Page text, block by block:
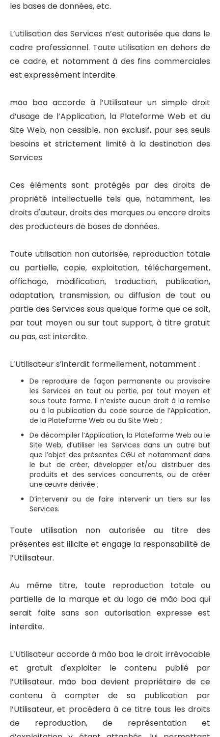
les bases de données, etc.
L’utilisation des Services n’est autorisée que dans le
cadre professionnel. Toute utilisation en dehors de
ce cadre, et notamment à des fins commerciales
est expressément interdite.
mão boa accorde à l’Utilisateur un simple droit
d’usage de l’Application, la Plateforme Web et du
Site Web, non cessible, non exclusif, pour ses seuls
besoins et strictement limité à la destination des
Services.
Ces éléments sont protégés par des droits de
propriété intellectuelle tels que, notamment, les
droits d'auteur, droits des marques ou encore droits
des producteurs de bases de données.
Toute utilisation non autorisée, reproduction totale
ou partielle, copie, exploitation, téléchargement,
affichage, modification, traduction, publication,
adaptation, transmission, ou diffusion de tout ou
partie des Services sous quelque forme que ce soit,
par tout moyen ou sur tout support, à titre gratuit
ou pas, est interdite.
L’Utilisateur s’interdit formellement, notamment :
De reproduire de façon permanente ou provisoire
les Services en tout ou partie, par tout moyen et
sous toute forme. Il n’existe aucun droit à la remise
ou à la publication du code source de l’Application,
de la Plateforme Web ou du Site Web ;
De décompiler l’Application, la Plateforme Web ou le
Site Web, d’utiliser les Services dans un autre but
que l’objet des présentes CGU et notamment dans
le but de créer, développer et/ou distribuer des
produits et des services concurrents, ou de créer
une œuvre dérivée ;
D’intervenir ou de faire intervenir un tiers sur les
Services.
Toute utilisation non autorisée au titre des
présentes est illicite et engage la responsabilité de
l’Utilisateur.
Au même titre, toute reproduction totale ou
partielle de la marque et du logo de mão boa qui
serait faite sans son autorisation expresse est
interdite.
L’Utilisateur accorde à mão boa le droit irrévocable
et gratuit d'exploiter le contenu publié par
l’Utilisateur. mão boa devient propriétaire de ce
contenu à compter de sa publication par
l’Utilisateur, et procèdera à ce titre tous les droits
de reproduction, de représentation et